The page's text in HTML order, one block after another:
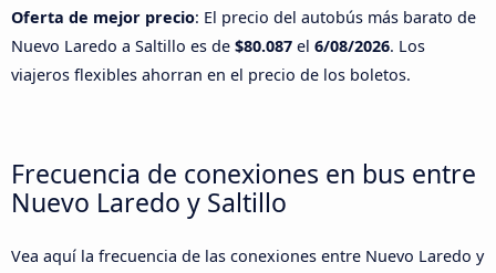
Oferta de mejor precio: El precio del autobús más barato de
Nuevo Laredo a Saltillo es de $80.087 el 6/08/2026. Los
viajeros flexibles ahorran en el precio de los boletos.
Frecuencia de conexiones en bus entre
Nuevo Laredo y Saltillo
Vea aquí la frecuencia de las conexiones entre Nuevo Laredo y